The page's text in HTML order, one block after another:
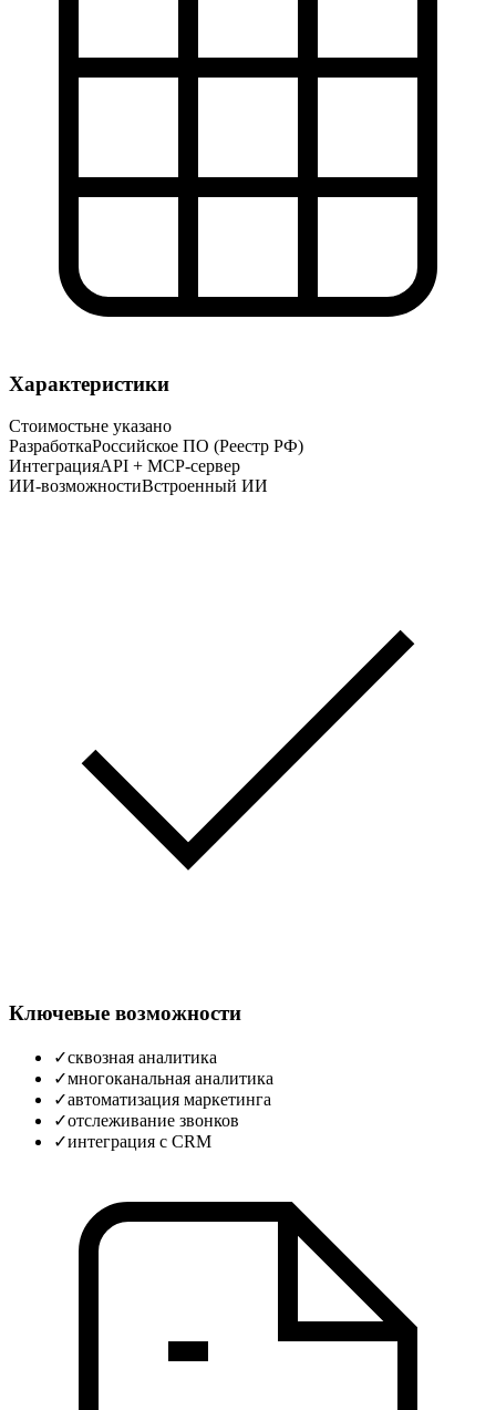
Характеристики
Стоимостьне указано
РазработкаРоссийское ПО (Реестр РФ)
ИнтеграцияAPI + MCP-сервер
ИИ-возможностиВстроенный ИИ
Ключевые возможности
✓сквозная аналитика
✓многоканальная аналитика
✓автоматизация маркетинга
✓отслеживание звонков
✓интеграция с CRM